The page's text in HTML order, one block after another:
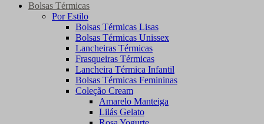
Bolsas Térmicas
Por Estilo
Bolsas Térmicas Lisas
Bolsas Térmicas Unissex
Lancheiras Térmicas
Frasqueiras Térmicas
Lancheira Térmica Infantil
Bolsas Térmicas Femininas
Coleção Cream
Amarelo Manteiga
Lilás Gelato